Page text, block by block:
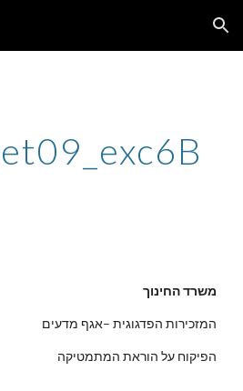
Skip to navigation
משרד החינוך
המזכירות הפדגוגית –אגף מדעים
הפיקוח על הוראת המתמטיקה